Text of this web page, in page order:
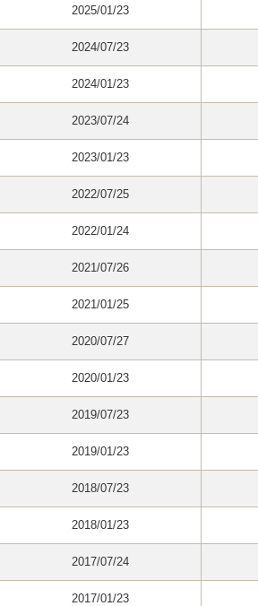
2025/01/23
2024/07/23
2024/01/23
2023/07/24
2023/01/23
2022/07/25
2022/01/24
2021/07/26
2021/01/25
2020/07/27
2020/01/23
2019/07/23
2019/01/23
2018/07/23
2018/01/23
2017/07/24
2017/01/23